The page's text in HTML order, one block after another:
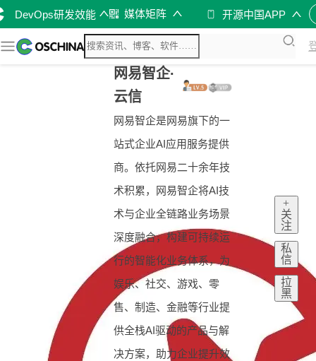
DevOps研发效能 媒体矩阵 开源中国APP
网易智企·
云信
网易智企是网易旗下的一
站式企业AI应用服务提供
商。依托网易二十余年技
术积累，网易智企将AI技
术与企业全链路业务场景
深度融合，构建可持续运
行的智能化业务体系，为
娱乐、社交、游戏、零
售、制造、金融等行业提
供全栈AI驱动的产品与解
决方案，助力企业提升效
+
关
注
私
信
拉
黑